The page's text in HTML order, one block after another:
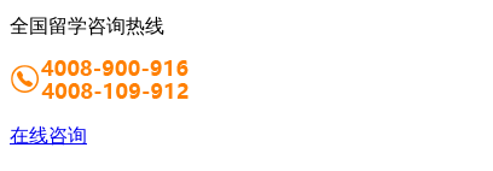
全国留学咨询热线
在线咨询